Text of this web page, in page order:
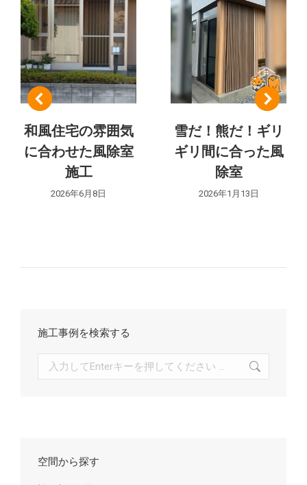
ナ
ビ
ゲ
ー
シ
ョ
和風住宅の雰囲気
に合わせた風除室
施工
2026年6月8日
雪だ！熊だ！ギリ
ギリ間に合った風
除室
2026年1月13日
施工事例を検索する
空間から探す